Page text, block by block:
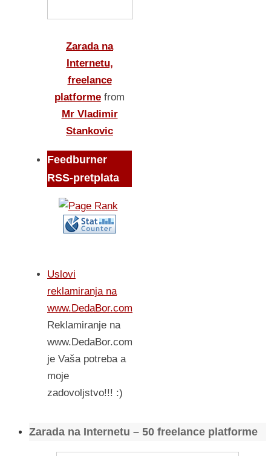
Zarada na
Internetu,
freelance
platforme from
Mr Vladimir
Stankovic
Feedburner
RSS-pretplata
Uslovi
reklamiranja na
www.DedaBor.com
Reklamiranje na
www.DedaBor.com
je Vaša potreba a
moje
zadovoljstvo!!! :)
Zarada na Internetu – 50 freelance platforme